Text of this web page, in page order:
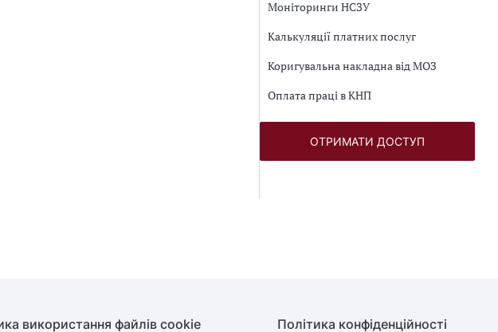
Моніторинги НСЗУ
Калькуляції платних послуг
Коригувальна накладна від МОЗ
Оплата праці в КНП
ОТРИМАТИ ДОСТУП
використання файлів cookie Політика конфіденційності